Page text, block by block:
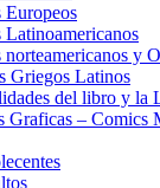
y
Griegos Latinos
del libro y la
Graficas – Comics